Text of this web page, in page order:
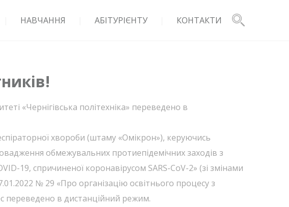
НАВЧАННЯ АБІТУРІЄНТУ КОНТАКТИ
«Чернігівська політехніка» переведено в
хвороби (штаму «Омікрон»), керуючись
обмежувальних протиепідемічних заходів з
19, спричиненої коронавірусом SARS-CoV-2» (зі змінами
№ 29 «Про організацію освітнього процесу з
переведено в дистанційний режим.